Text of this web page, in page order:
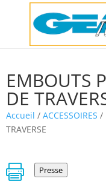
EMBOUTS
DE
Accueil / ACCESSOIRES /
TRAVERSE
 Presse